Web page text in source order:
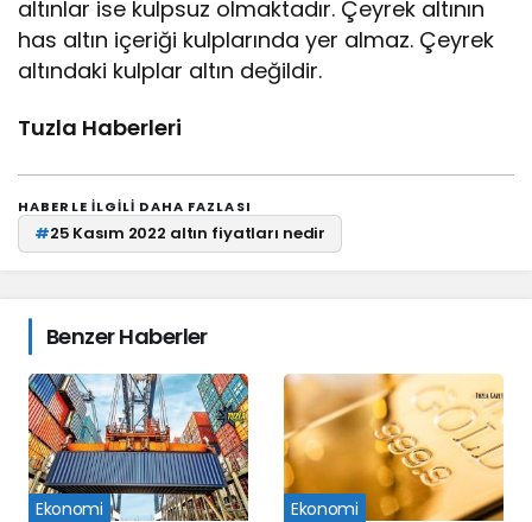
altınlar ise kulpsuz olmaktadır. Çeyrek altının
has altın içeriği kulplarında yer almaz. Çeyrek
altındaki kulplar altın değildir.
Tuzla Haberleri
HABERLE ILGILI DAHA FAZLASI
#25 Kasım 2022 altın fiyatları nedir
Benzer Haberler
Ekonomi Ekonomi